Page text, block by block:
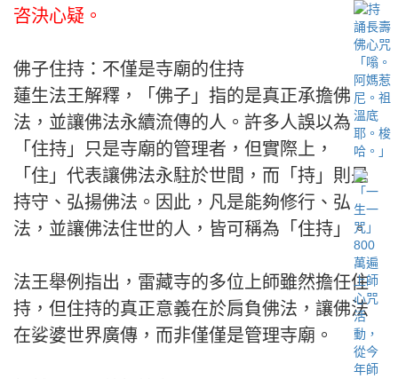
咨決心疑。
佛子住持：不僅是寺廟的住持
蓮生法王解釋，「佛子」指的是真正承擔佛
法，並讓佛法永續流傳的人。許多人誤以為
「住持」只是寺廟的管理者，但實際上，
「住」代表讓佛法永駐於世間，而「持」則是
持守、弘揚佛法。因此，凡是能夠修行、弘
法，並讓佛法住世的人，皆可稱為「住持」。
法王舉例指出，雷藏寺的多位上師雖然擔任住
持，但住持的真正意義在於肩負佛法，讓佛法
在娑婆世界廣傳，而非僅僅是管理寺廟。